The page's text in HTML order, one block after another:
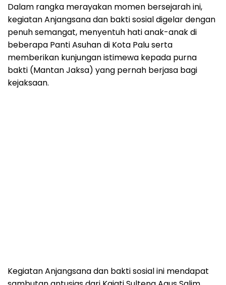
Dalam rangka merayakan momen bersejarah ini,
kegiatan Anjangsana dan bakti sosial digelar dengan
penuh semangat, menyentuh hati anak-anak di
beberapa Panti Asuhan di Kota Palu serta
memberikan kunjungan istimewa kepada purna
bakti (Mantan Jaksa) yang pernah berjasa bagi
kejaksaan.
Kegiatan Anjangsana dan bakti sosial ini mendapat